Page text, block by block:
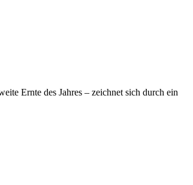
Ernte des Jahres – zeichnet sich durch ein